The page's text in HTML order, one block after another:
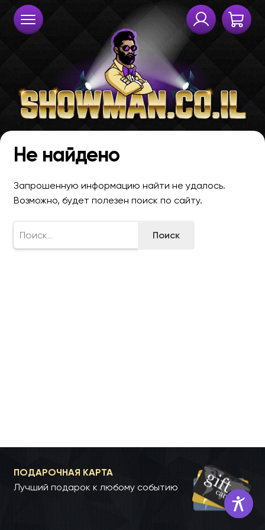
Не найдено
Запрошенную информацию найти не удалось.
Возможно, будет полезен поиск по сайту.
ПОДАРОЧНАЯ КАРТА
Лучший подарок к любому событию